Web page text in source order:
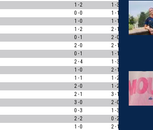
1 - 2 1 - 3
0 - 0 1 - 1
1
1 - 0 1 - 1
1 - 2 2 - 1
0
0 - 1 2 - 0
2 - 0 2 - 1
0 - 1 1 - 1
2 - 4 1 - 3
1 - 0 2 - 1
1 - 1 1 - 2
0
2 - 0 1 - 2
2 - 1 3 - 1
1
3 - 0 2 - 0
1
0 - 3 1 - 3
2 - 2 0 - 2
1 - 0 2 - 1